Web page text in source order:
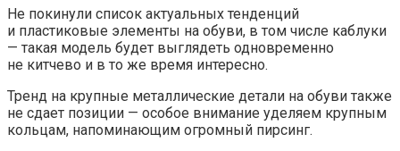
Не покинули список актуальных тенденций
и пластиковые элементы на обуви, в том числе каблуки
— такая модель будет выглядеть одновременно
не китчево и в то же время интересно.
Тренд на крупные металлические детали на обуви также
не сдает позиции — особое внимание уделяем крупным
кольцам, напоминающим огромный пирсинг.